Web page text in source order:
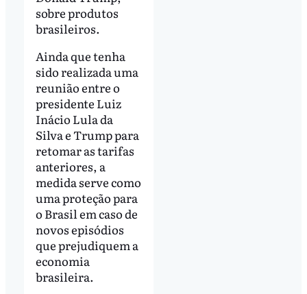
sobre produtos
brasileiros.
Ainda que tenha
sido realizada uma
reunião entre o
presidente Luiz
Inácio Lula da
Silva e Trump para
retomar as tarifas
anteriores, a
medida serve como
uma proteção para
o Brasil em caso de
novos episódios
que prejudiquem a
economia
brasileira.